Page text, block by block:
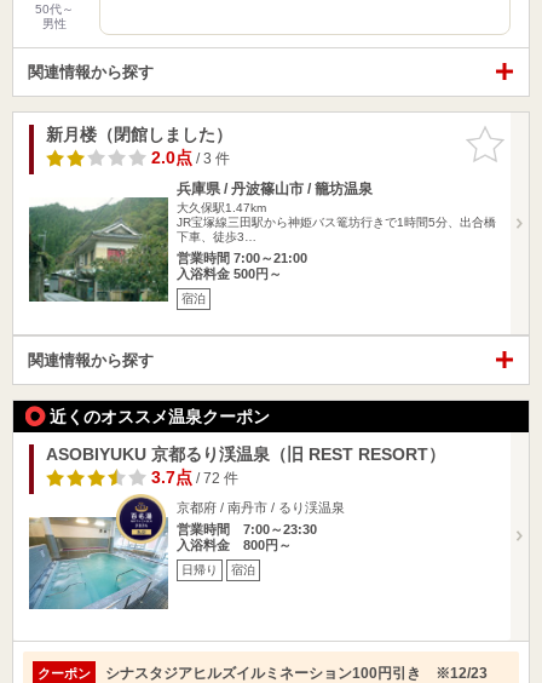
50代～
男性
関連情報から探す
お気に入
りに追加
新月楼（閉館しました）
2.0点/ 3 件
兵庫県 / 丹波篠山市 / 籠坊温泉
大久保駅1.47km
JR宝塚線三田駅から神姫バス篭坊行きで1時間5分、出合橋
下車、徒歩3…
営業時間 7:00～21:00
入浴料金 500円～
宿泊
関連情報から探す
近くのオススメ温泉クーポン
ASOBIYUKU 京都るり渓温泉（旧 REST RESORT）
3.7点/ 72 件
京都府 / 南丹市 / るり渓温泉
営業時間 7:00～23:30
入浴料金 800円～
日帰り 宿泊
クーポン
シナスタジアヒルズイルミネーション100円引き ※12/23